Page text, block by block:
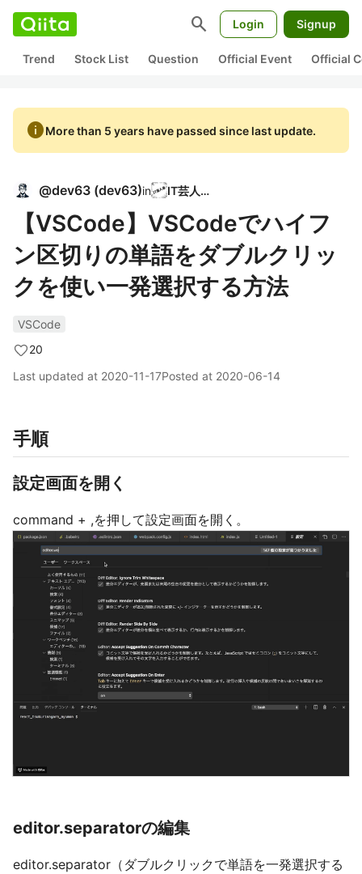
search Login Signup
Trend Stock List Question Official Event Official
infoMore than 5 years have passed since last update.
@dev63 (dev63)in IT芸人会
【VSCode】VSCodeでハイフ
ン区切りの単語をダブルクリッ
クを使い一発選択する方法
VSCode
20
Last updated at 2020-11-17Posted at 2020-06-14
手順
設定画面を開く
command + ,を押して設定画面を開く。
editor.separatorの編集
editor.separator（ダブルクリックで単語を一発選択する